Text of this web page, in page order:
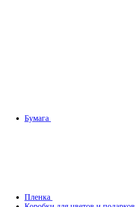
Бумага
Плeнка